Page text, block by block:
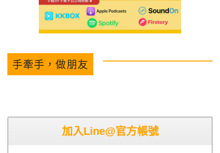
手牽手，做朋友
加入Line@官方帳號